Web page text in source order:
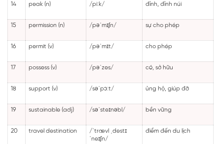
14 peak (n) /piːk/ đỉnh, đỉnh núi
15 permission (n) /pəˈmɪʃn/ sự cho phép
16 permit (v) /pəˈmɪt/ cho phép
17 possess (v) /pəˈzes/ có, sở hữu
18 support (v) /səˈpɔːt/ ủng hộ, giúp đỡ
19 sustainable (adj) /səˈsteɪnəbl/ bền vững
20 travel destination
/ˈtrævl ˌdestɪ
ˈneɪʃn/
điểm đến du lịch